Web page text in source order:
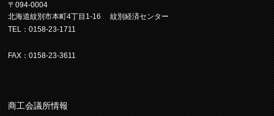
〒094-0004
北海道紋別市本町4丁目1-16 紋別経済センター
TEL：0158-23-1711
FAX：0158-23-3611
商工会議所情報